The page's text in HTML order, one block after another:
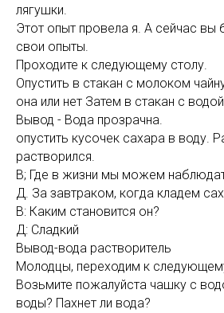
лягушки.
Этот опыт провела я. А сейчас вы
свои опыты.
Проходите к следующему столу.
Опустить в стакан с молоком
она или нет Затем в стакан с
Вывод - Вода прозрачна.
опустить кусочек сахара в воду.
растворился.
В; Где в жизни мы можем
Д. За завтраком, когда кладем
В: Каким становится он?
Д: Сладкий
Вывод-вода растворитель
Молодцы, переходим к
Возьмите пожалуйста чашку с
воды? Пахнет ли вода?